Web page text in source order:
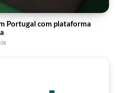
Portugal com plataforma